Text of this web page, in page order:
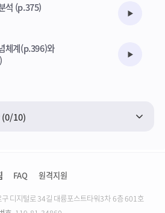
석 (p.375)
수강준비
체계(p.396)와
수강준비
(0/10)
FAQ 원격지원
디지털로 34길 대륭포스트타워3차 6층 601호